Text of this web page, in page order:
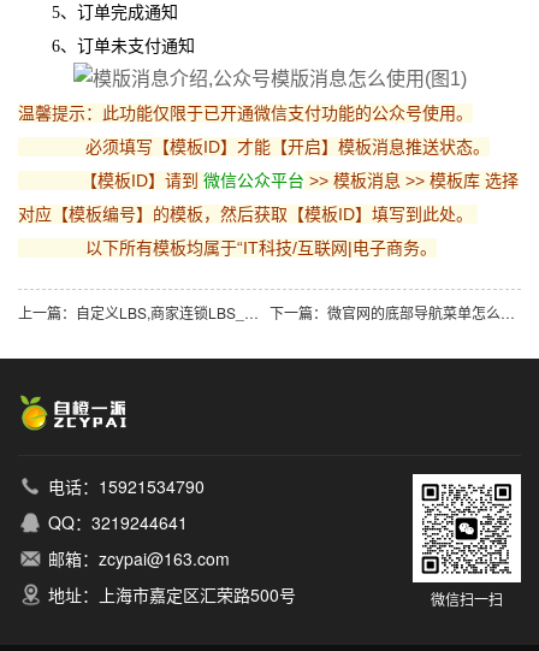
5、订单完成通知
6、订单未支付通知
温馨提示：此功能仅限于已开通微信支付功能的公众号使用。
必须填写【模板ID】才能【开启】模板消息推送状态。
【模板ID】请到 微信公众平台 >> 模板消息 >> 模板库 选择
对应【模板编号】的模板，然后获取【模板ID】填写到此处。
以下所有模板均属于“IT科技/互联网|电子商务。
上一篇：自定义LBS,商家连锁LBS_微信第三方门店设置 下一篇：微官网的底部导航菜单怎么设置
微信扫一扫
电话：15921534790
QQ：3219244641
邮箱：zcypai@163.com
地址：上海市嘉定区汇荣路500号